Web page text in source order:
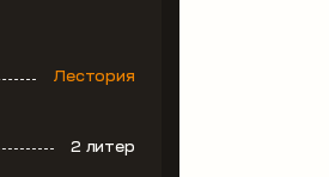
Лестория
2 литер